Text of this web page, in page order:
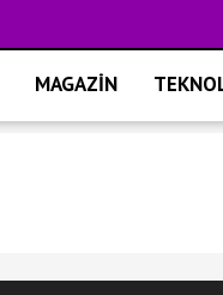
MAGAZİN